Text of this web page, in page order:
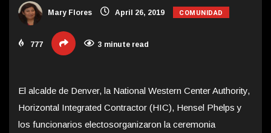
Mary Flores April 26, 2019 COMUNIDAD
777 3 minute read
El alcalde de Denver, la National Western Center Authority,
Horizontal Integrated Contractor (HIC), Hensel Phelps y
los funcionarios electosorganizaron la ceremonia